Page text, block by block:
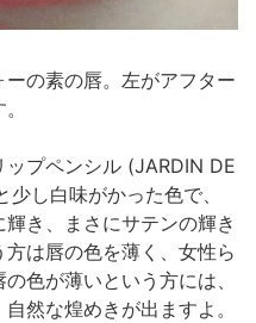
の素の唇。左がアフター
プペンシル (JARDIN DE
し白味がかった色で、
き、まさにサテンの輝き
は唇の色を薄く、女性ら
色が薄いという方には、
然な煌めきが出ますよ。